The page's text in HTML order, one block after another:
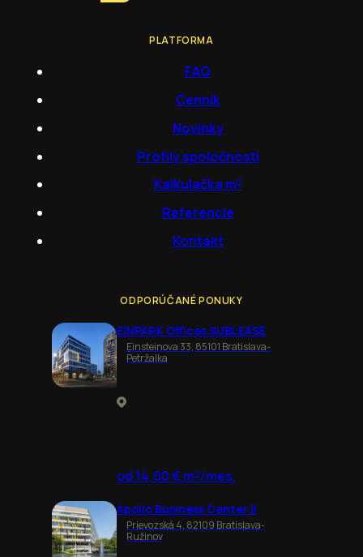
PLATFORMA
FAQ
Cenník
Novinky
Profily spoločností
Kalkulačka m²
Referencie
Kontakt
ODPORÚČANÉ PONUKY
EINPARK Offices SUBLEASE
Einsteinova 33, 85101 Bratislava-
Petržalka
od 14,00 € m²/mes.
Apollo Business Center II
Prievozská 4, 82109 Bratislava-
Ružinov